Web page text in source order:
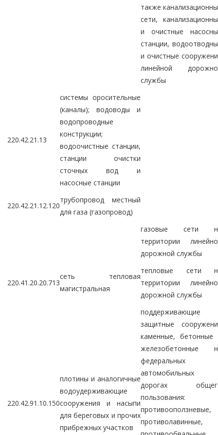
также
сети,
и очистные
станции,
и очистные
линейной
службы
220.42.21.13
системы оросительные
(каналы); водоводы и
водопроводные
конструкции;
водоочистные станции,
станции очистки
сточных вод и
насосные станции
220.42.21.12.120
трубопровод местный
для газа (газопровод)
газовые сети
территории
дорожной службы
220.41.20.20.713
сеть тепловая
магистральная
тепловые сети
территории
дорожной службы
220.42.91.10.150
плотины и аналогичные
водоудерживающие
сооружения и насыпи
для береговых и прочих
прибрежных участков
поддерживающие
защитные
каменные, бетонные
железобетонные
федеральных
автомобильных
дорогах
пользования:
противооползневые,
противолавинные,